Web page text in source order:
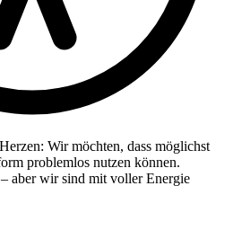
Wir möchten, dass möglichst
problemlos nutzen können.
aber wir sind mit voller Energie